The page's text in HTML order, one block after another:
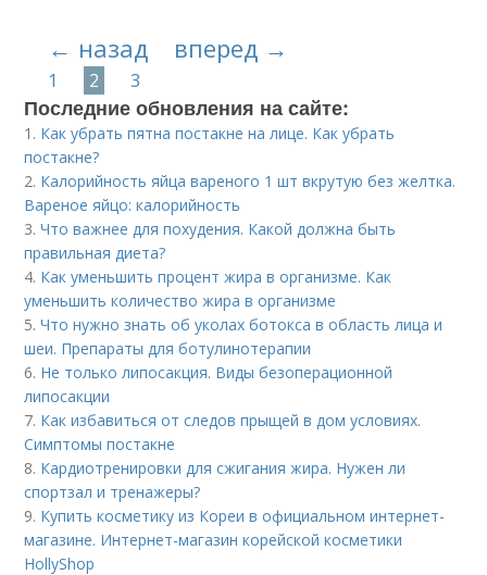
← назад вперед →
1 2 3
Последние обновления на сайте:
1. Как убрать пятна постакне на лице. Как убрать
постакне?
2. Калорийность яйца вареного 1 шт вкрутую без желтка.
Вареное яйцо: калорийность
3.Что важнее для похудения. Какой должна быть
правильная диета?
4. Как уменьшить процент жира в организме. Как
уменьшить количество жира в организме
5.Что нужно знать об уколах ботокса в область лица и
шеи. Препараты для ботулинотерапии
6. Не только липосакция. Виды безоперационной
липосакции
7. Как избавиться от следов прыщей в дом условиях.
Симптомы постакне
8. Кардиотренировки для сжигания жира. Нужен ли
спортзал и тренажеры?
9. Купить косметику из Кореи в официальном интернет-
магазине. Интернет-магазин корейской косметики
HollyShop